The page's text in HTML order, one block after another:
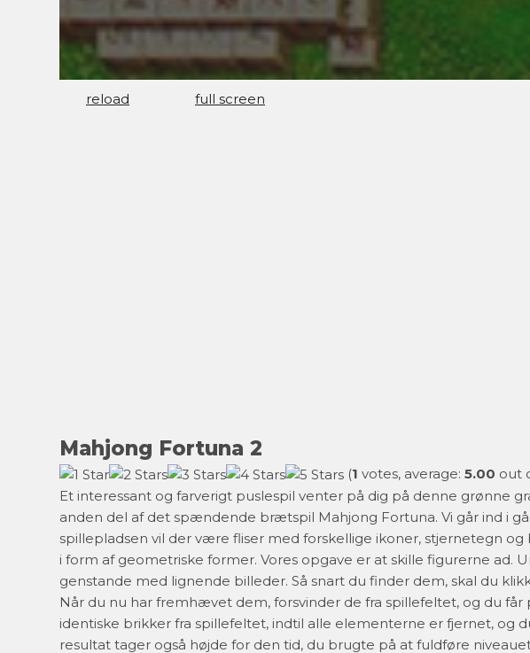
reload full screen
Mahjong Fortuna 2
(1 votes, average: 5.00 out
Et interessant og farverigt puslespil venter på dig på denne grønne
anden del af det spændende brætspil Mahjong Fortuna. Vi går ind i
spillepladsen vil der være fliser med forskellige ikoner, stjernetegn
i form af geometriske former. Vores opgave er at skille figurerne ad.
genstande med lignende billeder. Så snart du finder dem, skal du
Når du nu har fremhævet dem, forsvinder de fra spillefeltet, og du
identiske brikker fra spillefeltet, indtil alle elementerne er fjernet, og
resultat tager også højde for den tid, du brugte på at fuldføre